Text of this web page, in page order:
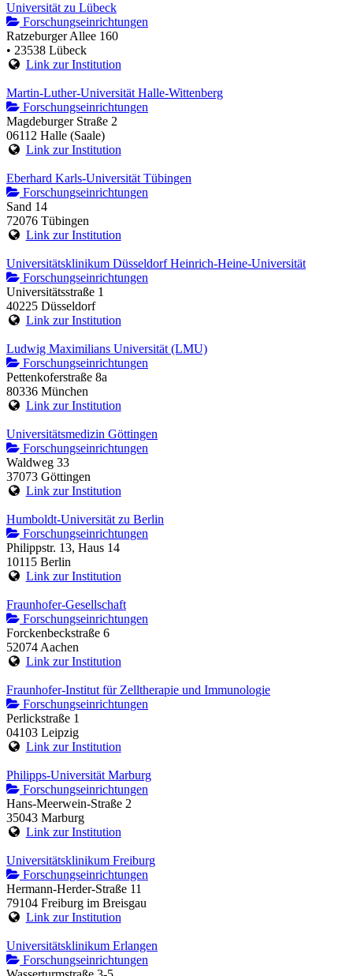
Universität zu Lübeck
Forschungseinrichtungen
Ratzeburger Allee 160
• 23538 Lübeck
Link zur Institution
Martin-Luther-Universität Halle-Wittenberg
Forschungseinrichtungen
Magdeburger Straße 2
06112 Halle (Saale)
Link zur Institution
Eberhard Karls-Universität Tübingen
Forschungseinrichtungen
Sand 14
72076 Tübingen
Link zur Institution
Universitätsklinikum Düsseldorf Heinrich-Heine-Universität
Forschungseinrichtungen
Universitätsstraße 1
40225 Düsseldorf
Link zur Institution
Ludwig Maximilians Universität (LMU)
Forschungseinrichtungen
Pettenkoferstraße 8a
80336 München
Link zur Institution
Universitätsmedizin Göttingen
Forschungseinrichtungen
Waldweg 33
37073 Göttingen
Link zur Institution
Humboldt-Universität zu Berlin
Forschungseinrichtungen
Philippstr. 13, Haus 14
10115 Berlin
Link zur Institution
Fraunhofer-Gesellschaft
Forschungseinrichtungen
Forckenbeckstraße 6
52074 Aachen
Link zur Institution
Fraunhofer-Institut für Zelltherapie und Immunologie
Forschungseinrichtungen
Perlickstraße 1
04103 Leipzig
Link zur Institution
Philipps-Universität Marburg
Forschungseinrichtungen
Hans-Meerwein-Straße 2
35043 Marburg
Link zur Institution
Universitätsklinikum Freiburg
Forschungseinrichtungen
Hermann-Herder-Straße 11
79104 Freiburg im Breisgau
Link zur Institution
Universitätsklinikum Erlangen
Forschungseinrichtungen